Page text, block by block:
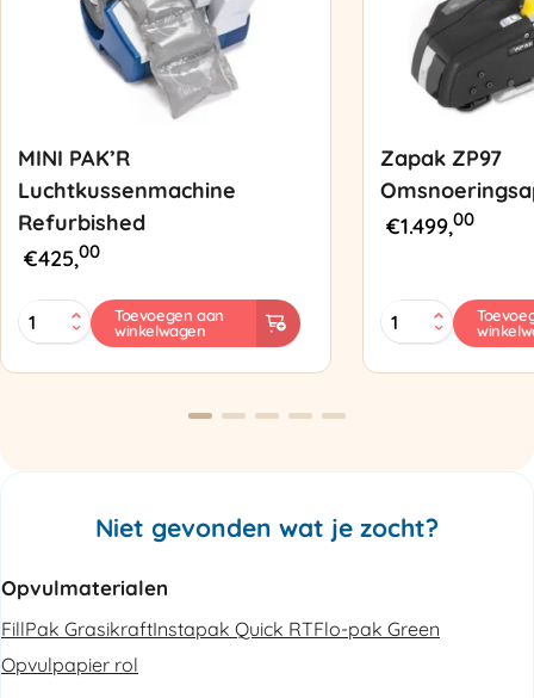
MINI PAK’R
Luchtkussenmachine
Refurbished
€425,00
MINI
PAK'R
Refurbished
Toevoegen aan
winkelwagen
Zapak ZP97
€1.499,00
Zapak
ZP97
aantal
Niet gevonden wat je zocht?
Opvulmaterialen
FillPak GrasikraftInstapak Quick RTFlo-pak Green
Opvulpapier rol